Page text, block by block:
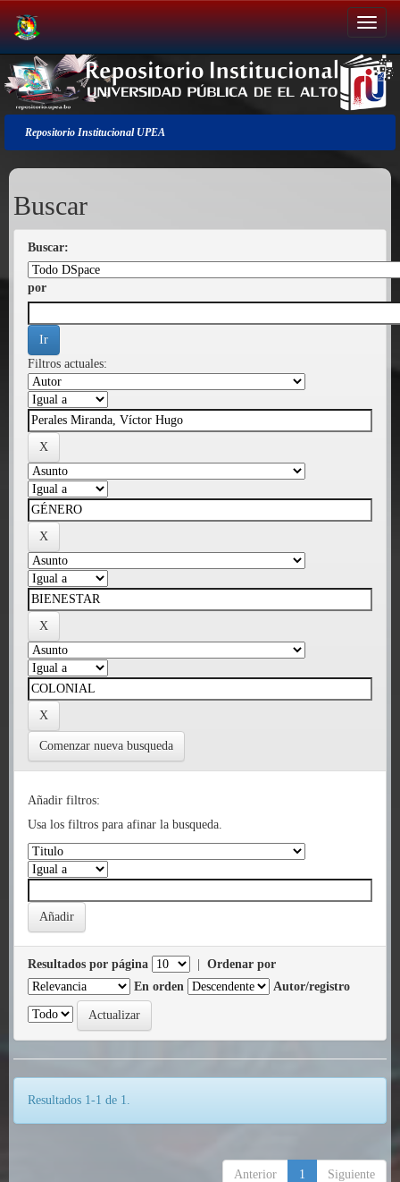
Salir
de
la
navegación
Repositorio Institucional UPEA
Buscar
Buscar:
por
Filtros actuales:
Comenzar nueva busqueda
Añadir filtros:
Usa los filtros para afinar la busqueda.
Resultados por página
Ordenar por
En orden
Autor/registro
Resultados 1-1 de 1.
Anterior 1 Siguiente